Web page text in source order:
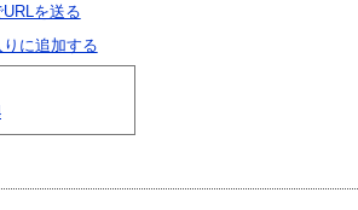
を送る
に追加する